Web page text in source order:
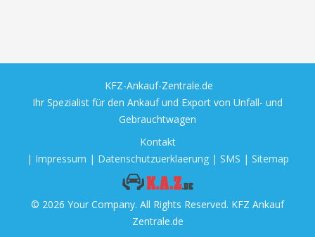
KFZ-Ankauf-Zentrale.de
Ihr Spezialist für den Ankauf und Export von Unfall- und
Gebrauchtwagen
Kontakt
| Impressum | Datenschutzuerklaerung| SMS | Sitemap
© 2026 Your Company. All Rights Reserved. KFZ Ankauf
Zentrale.de